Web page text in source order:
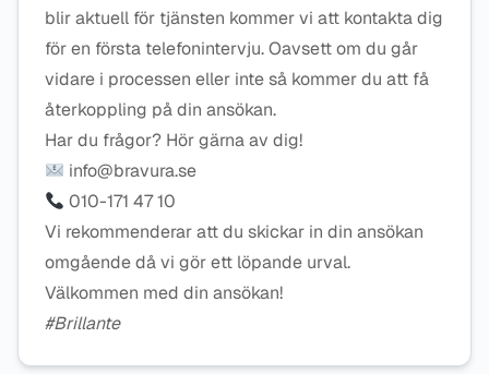
blir aktuell för tjänsten kommer vi att kontakta dig
för en första telefonintervju. Oavsett om du går
vidare i processen eller inte så kommer du att få
återkoppling på din ansökan.
Har du frågor? Hör gärna av dig!
info@bravura.se
010-171 47 10
Vi rekommenderar att du skickar in din ansökan
omgående då vi gör ett löpande urval.
Välkommen med din ansökan!
#Brillante